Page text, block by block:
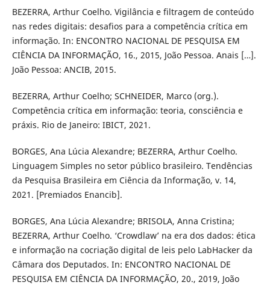
BEZERRA, Arthur Coelho. Vigilância e filtragem de conteúdo
nas redes digitais: desafios para a competência crítica em
informação. In: ENCONTRO NACIONAL DE PESQUISA EM
CIÊNCIA DA INFORMAÇÃO, 16., 2015, João Pessoa. Anais […].
João Pessoa: ANCIB, 2015.
BEZERRA, Arthur Coelho; SCHNEIDER, Marco (org.).
Competência crítica em informação: teoria, consciência e
práxis. Rio de Janeiro: IBICT, 2021.
BORGES, Ana Lúcia Alexandre; BEZERRA, Arthur Coelho.
Linguagem Simples no setor público brasileiro. Tendências
da Pesquisa Brasileira em Ciência da Informação, v. 14,
2021. [Premiados Enancib].
BORGES, Ana Lúcia Alexandre; BRISOLA, Anna Cristina;
BEZERRA, Arthur Coelho. ‘Crowdlaw’ na era dos dados: ética
e informação na cocriação digital de leis pelo LabHacker da
Câmara dos Deputados. In: ENCONTRO NACIONAL DE
PESQUISA EM CIÊNCIA DA INFORMAÇÃO, 20., 2019, João